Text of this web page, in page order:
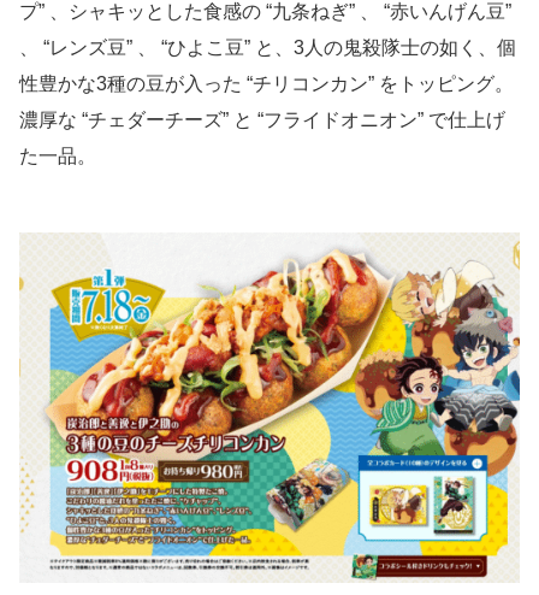
プ” 、シャキッとした食感の “九条ねぎ” 、 “赤いんげん豆”
、 “レンズ豆” 、 “ひよこ豆” と、3人の鬼殺隊士の如く、個
性豊かな3種の豆が入った “チリコンカン” をトッピング。
濃厚な “チェダーチーズ” と “フライドオニオン” で仕上げ
た一品。